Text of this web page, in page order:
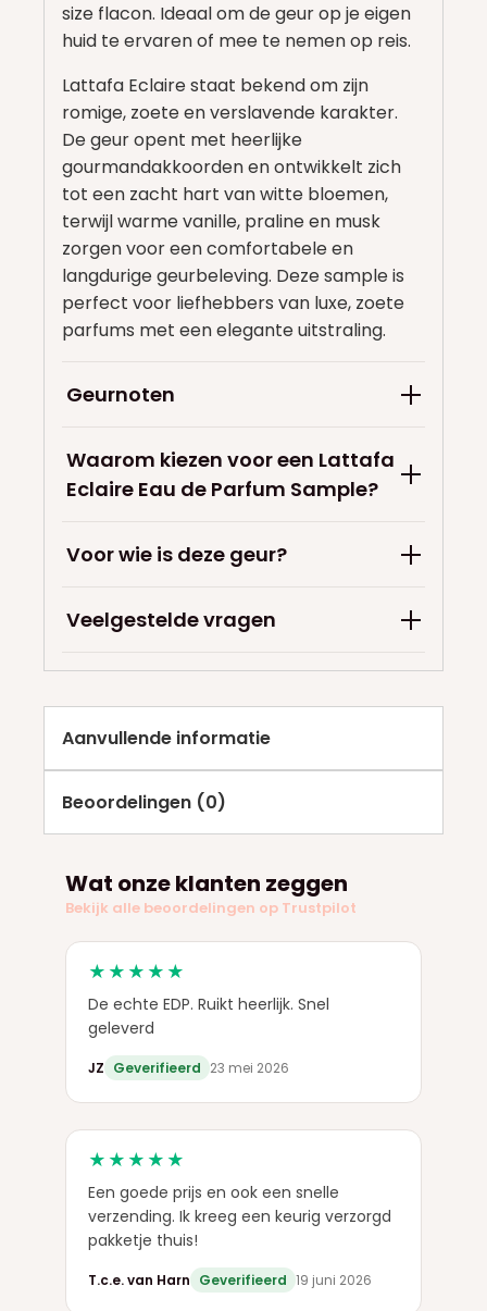
size flacon. Ideaal om de geur op je eigen
huid te ervaren of mee te nemen op reis.
Lattafa Eclaire staat bekend om zijn
romige, zoete en verslavende karakter.
De geur opent met heerlijke
gourmandakkoorden en ontwikkelt zich
tot een zacht hart van witte bloemen,
terwijl warme vanille, praline en musk
zorgen voor een comfortabele en
langdurige geurbeleving. Deze sample is
perfect voor liefhebbers van luxe, zoete
parfums met een elegante uitstraling.
Geurnoten
Waarom kiezen voor een Lattafa
Eclaire Eau de Parfum Sample?
Voor wie is deze geur?
Veelgestelde vragen
Aanvullende informatie
Beoordelingen (0)
Wat onze klanten zeggen
Bekijk alle beoordelingen op Trustpilot
★★★★★
De echte EDP. Ruikt heerlijk. Snel
geleverd
JZ Geverifieerd 23 mei 2026
★★★★★
Een goede prijs en ook een snelle
verzending. Ik kreeg een keurig verzorgd
pakketje thuis!
T.c.e. van Harn Geverifieerd 19 juni 2026